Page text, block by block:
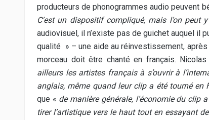
producteurs de phonogrammes audio peuvent
C’est un dispositif compliqué, mais l’on peut
audiovisuel, il n’existe pas de guichet auquel il
qualité » – une aide au réinvestissement,
morceau doit être chanté en français.
ailleurs les artistes français à s’ouvrir à
anglais, même quand leur clip a été tourné en
que « de manière générale, l’économie du clip
tirer l’artistique vers le haut tout en essayant